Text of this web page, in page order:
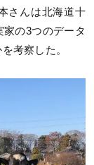
さんは北海道十
の3つのデータ
考察した。